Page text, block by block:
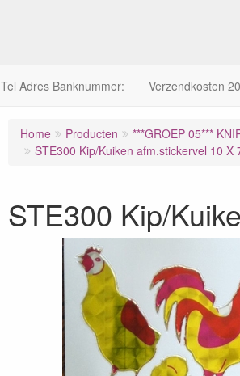
Tel Adres Banknummer: Verzendkosten
Home Producten ***GROEP 05***
STE300 Kip/Kuiken afm.stickervel 10 X
STE300 Kip/